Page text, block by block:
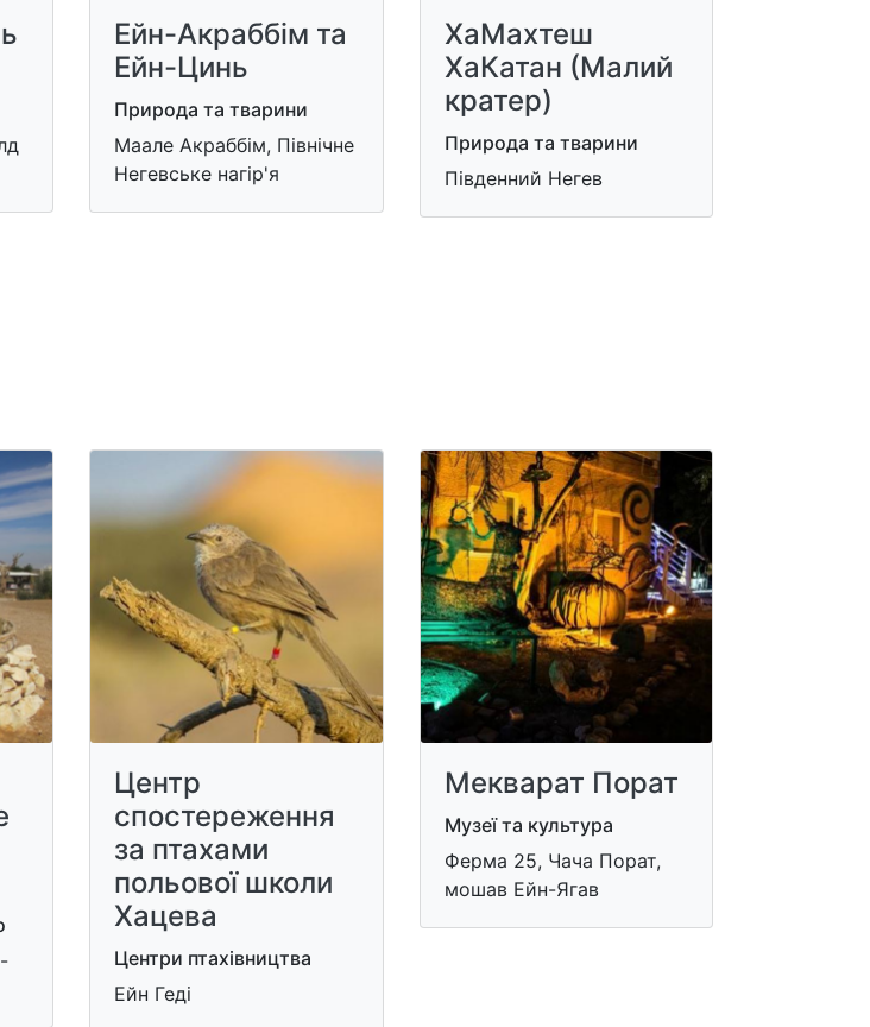
Ейн-Акраббім та
Ейн-Цинь
Природа та тварини
Маале Акраббім, Північне
Негевське нагір'я
ХаМахтеш
ХаКатан (Малий
кратер)
Природа та тварини
Південний Негев
Центр
спостереження
за птахами
польової школи
Хацева
Центри птахівництва
Ейн Геді
Мекварат Порат
Музеї та культура
Ферма 25, Чача Порат,
мошав Ейн-Ягав